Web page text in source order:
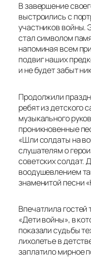
В завершение
выстроились с
участников войны.
стал символом
напоминая всем
подвиг наших
и не будет забыт
Продолжили
ребят из детского
музыкального
проникновенные
«Шли солдаты на
слушателям о
советских солдат.
воодушевлением
знаменитой песни
Впечатлила
«Дети войны», в
показали судьбы
лихолетье в
заплатило мирное